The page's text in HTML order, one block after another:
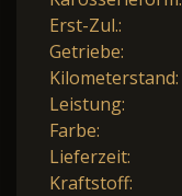
Erst-Zul.:
Getriebe:
Kilometerstand:
Leistung:
Farbe:
Lieferzeit:
Kraftstoff: